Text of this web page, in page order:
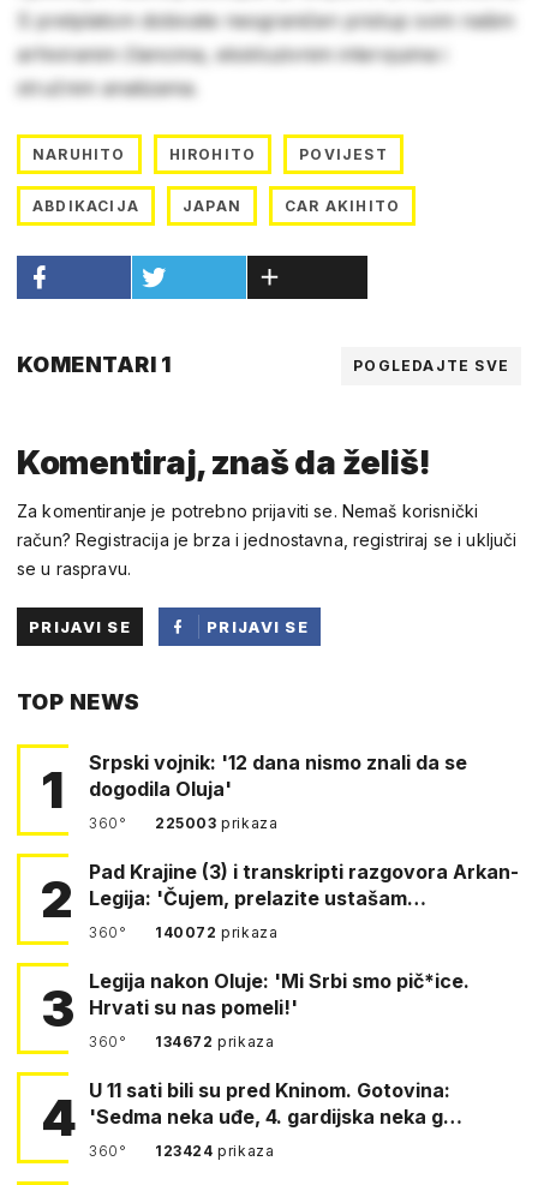
S pretplatom dobivate neograničen pristup svim našim
arhiviranim člancima, ekskluzivnim intervjuima i
stručnim analizama.
NARUHITO HIROHITO POVIJEST
ABDIKACIJA JAPAN CAR AKIHITO
KOMENTARI 1 POGLEDAJTE SVE
Komentiraj, znaš da želiš!
Za komentiranje je potrebno prijaviti se. Nemaš korisnički
račun? Registracija je brza i jednostavna, registriraj se i uključi
se u raspravu.
PRIJAVI SE
PRIJAVI SE
TOP NEWS
1
Srpski vojnik: '12 dana nismo znali da se
dogodila Oluja'
360° 225003prikaza
2
Pad Krajine (3) i transkripti razgovora Arkan-
Legija: 'Čujem, prelazite ustašam…
360° 140072prikaza
3
Legija nakon Oluje: 'Mi Srbi smo pič*ice.
Hrvati su nas pomeli!'
360° 134672prikaza
4 U 11 sati bili su pred Kninom. Gotovina:
'Sedma neka uđe, 4. gardijska neka g…
360° 123424prikaza